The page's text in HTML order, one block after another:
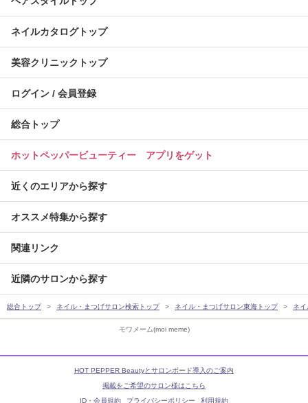
モワメーム(moi meme)
ネイルカタログトップ
美容クリニックトップ
ログイン / 会員登録
総合トップ
ホットペッパービューティー アプリをゲット
近くのエリアから探す
オススメ特集から探す
関連リンク
近隣のサロンから探す
総合トップ ネイル・まつげサロン検索トップ ネイル・まつげサロン東海トップ ネ
HOT PEPPER Beautyとサロンボード導入のご案内
掲載をご希望のサロン様はこちら
ID・会員規約
プライバシーポリシー 利用規約